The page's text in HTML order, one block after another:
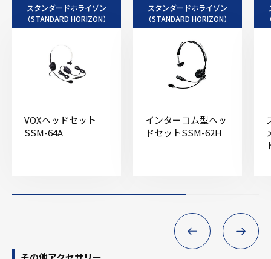
スタンダードホライゾン
（STANDARD HORIZON）
VOXヘッドセット
SSM-64A
スタンダードホライゾン
（STANDARD HORIZON）
インターコム型ヘッ
ドセットSSM-62H